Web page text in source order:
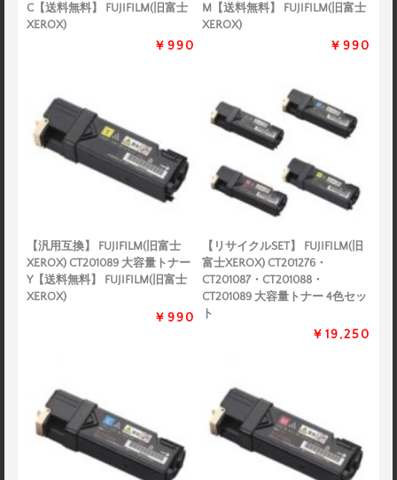
C【送料無料】 FUJIFILM(旧富士
XEROX)
￥990
M【送料無料】 FUJIFILM(旧富士
XEROX)
￥990
【汎用互換】 FUJIFILM(旧富士
XEROX) CT201089 大容量トナー
Y【送料無料】 FUJIFILM(旧富士
XEROX)
￥990
【リサイクルSET】 FUJIFILM(旧
富士XEROX) CT201276・
CT201087・CT201088・
CT201089 大容量トナー 4色セッ
ト
￥19,250